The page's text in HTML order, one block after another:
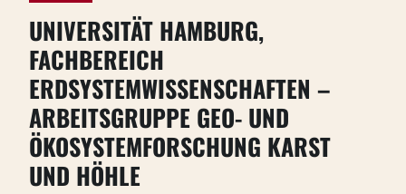
UNIVERSITÄT HAMBURG,
FACHBEREICH
ERDSYSTEMWISSENSCHAFTEN –
ARBEITSGRUPPE GEO- UND
ÖKOSYSTEMFORSCHUNG KARST
UND HÖHLE